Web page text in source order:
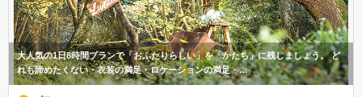
大人気の1日8時間プランで「おふたりらしい」を「かたち」に残しましょう。 ど
れも諦めたくない・衣装の満足・ロケーションの満足・…